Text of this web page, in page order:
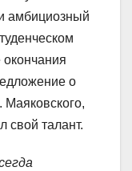
амбициозный
о
Маяковского,
свой талант.